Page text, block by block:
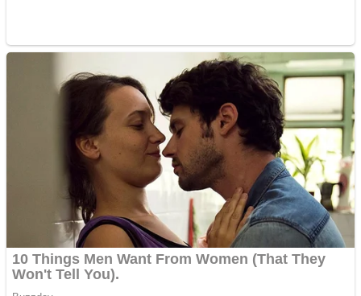
ANDROID pentru siteul
tau
Creez aplicatie
ANDROID pentru siteul
tau
Anuntul tau apare in mai
multe ziare online